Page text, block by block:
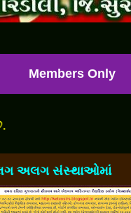
Members Only
અલગ સંસ્થાઓમાં